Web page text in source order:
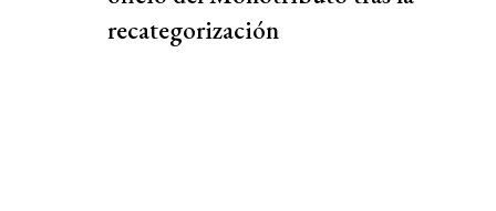
recategorización